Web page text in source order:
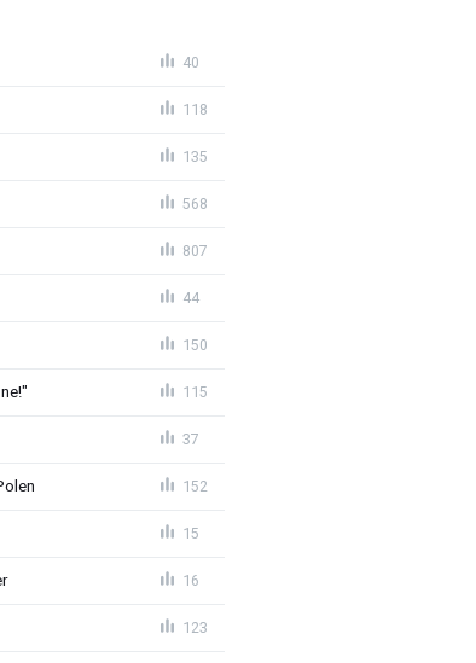
40
118
135
568
807
44
150
115
37
152
15
16
123